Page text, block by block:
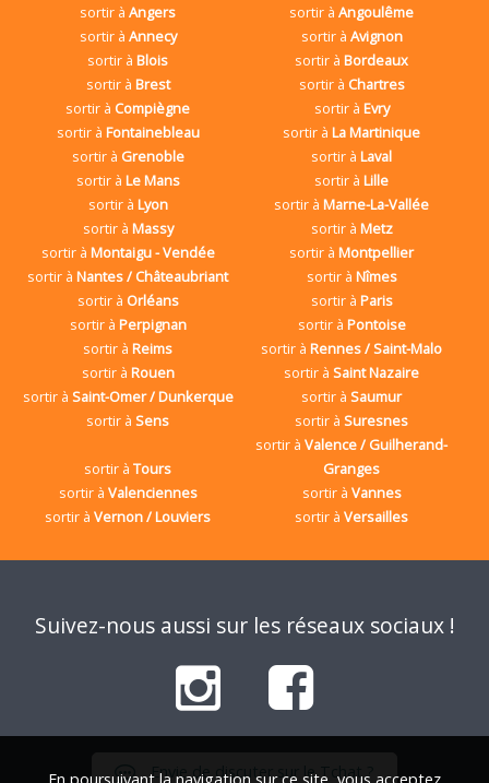
sortir àAngers sortir àAngoulême
sortir à Annecy sortir à Avignon
sortir àBlois sortir àBordeaux
sortir à Brest sortir à Chartres
sortir à Compiègne sortir à Evry
sortir à Fontainebleau sortir àLa Martinique
sortir à Grenoble sortir àLaval
sortir à Le Mans sortir àLille
sortir à Lyon sortir àMarne-La-Vallée
sortir à Massy sortir à Metz
sortir à Montaigu - Vendée sortir àMontpellier
sortir àNantes / Châteaubriant sortir à Nîmes
sortir à Orléans sortir à Paris
sortir à Perpignan sortir à Pontoise
sortir àReims sortir àRennes / Saint-Malo
sortir à Rouen sortir àSaint Nazaire
sortir à Saint-Omer / Dunkerque sortir àSaumur
sortir àSens sortir àSuresnes
sortir àTours
sortir àValence / Guilherand-
Granges
sortir à Valenciennes sortir à Vannes
sortir àVernon / Louviers sortir àVersailles
Suivez-nous aussi sur les réseaux sociaux !
Envie de discuter sur le Tchat ?